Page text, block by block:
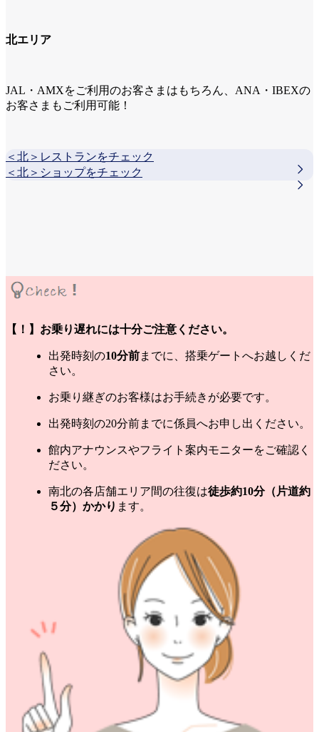
北エリア
JAL・AMXをご利用のお客さまはもちろん、ANA・IBEXの
お客さまもご利用可能！
＜北＞レストランをチェック
＜北＞ショップをチェック
【！】お乗り遅れには十分ご注意ください。
出発時刻の10分前までに、搭乗ゲートへお越しくだ
さい。
お乗り継ぎのお客様はお手続きが必要です。
出発時刻の20分前までに係員へお申し出ください。
館内アナウンスやフライト案内モニターをご確認く
ださい。
南北の各店舗エリア間の往復は徒歩約10分（片道約
５分）かかり ます。